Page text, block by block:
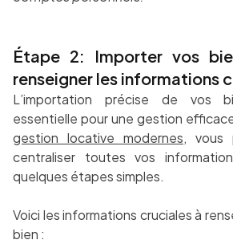
Étape 2: Importer vos
renseigner les informations
L’importation précise de vos
essentielle pour une gestion
gestion locative modernes, vous
centraliser toutes vos
quelques étapes simples.
Voici les informations cruciales à
bien :